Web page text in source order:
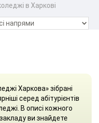
в Харкові
Харкова» зібрані
серед абітурієнтів
В описі кожного
ви знайдете